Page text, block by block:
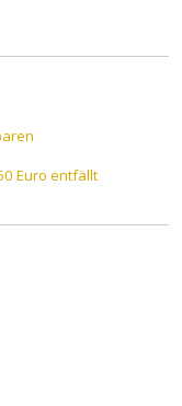
Euro entfällt